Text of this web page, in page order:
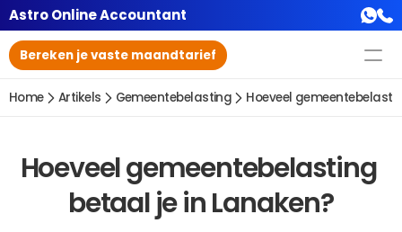
Astro Online Accountant
Bereken je vaste maandtarief
Home Artikels Gemeentebelasting Hoeveel
Hoeveel gemeentebelasting
betaal je in Lanaken?